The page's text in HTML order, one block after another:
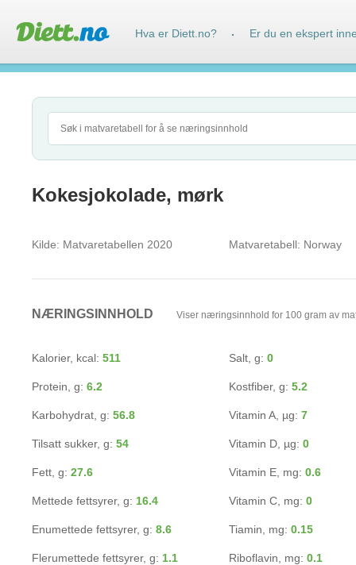
Kokesjokolade, mørk
Kilde: Matvaretabellen 2020 Matvaretabell: Norway
NÆRINGSINNHOLD Viser næringsinnhold for 100 gram av
Kalorier, kcal: 511
Protein, g: 6.2
Karbohydrat, g: 56.8
Tilsatt sukker, g: 54
Fett, g: 27.6
Mettede fettsyrer, g: 16.4
Enumettede fettsyrer, g: 8.6
Flerumettede fettsyrer, g: 1.1
Salt, g: 0
Kostfiber, g: 5.2
Vitamin A, µg: 7
Vitamin D, µg: 0
Vitamin E, mg: 0.6
Vitamin C, mg: 0
Tiamin, mg: 0.15
Riboflavin, mg: 0.1
Hva er Diett.no? · Er du en ekspert